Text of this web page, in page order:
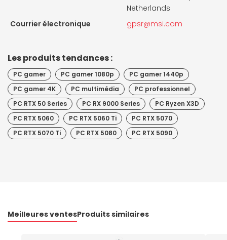
Netherlands
Courrier électronique
gpsr@msi.com
Les produits tendances :
PC gamer PC gamer 1080p
PC gamer 1440p
PC gamer 4K
PC multimédia
PC professionnel
PC RTX 50 Series
PC RX 9000 Series
PC Ryzen X3D
PC RTX 5060
PC RTX 5060 Ti
PC RTX 5070
PC RTX 5070 Ti
PC RTX 5080 PC RTX 5090
Meilleures ventesProduits similaires